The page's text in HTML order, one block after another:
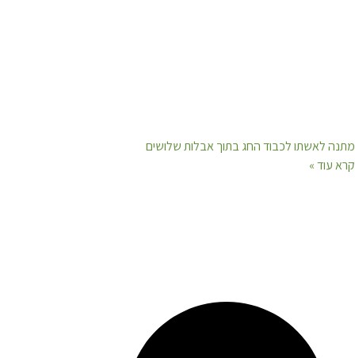
מתנה לאשתו לכבוד החג בתוך אבלות שלושים
קרא עוד »